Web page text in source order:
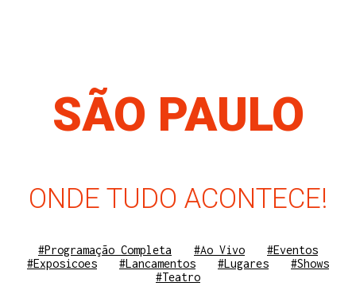
SÃO PAULO
ONDE TUDO ACONTECE!
#Programação Completa #Ao Vivo
#Eventos
#Exposicoes
#Lancamentos #Lugares
#Shows
#Teatro